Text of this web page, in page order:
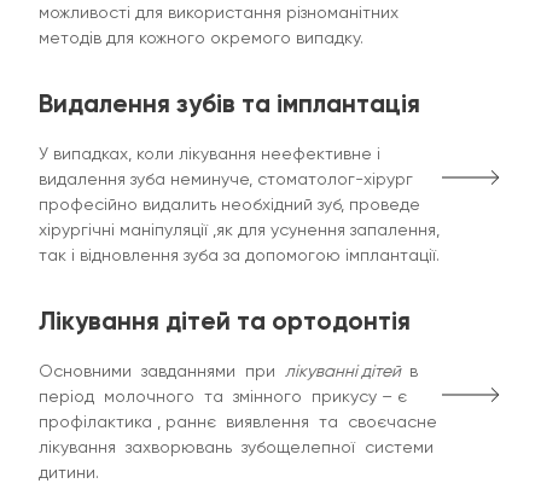
можливості для використання різноманітних
методів для кожного окремого випадку.
Видалення зубів та імплантація
У випадках, коли лікування неефективне і
видалення зуба неминуче, стоматолог-хірург
професійно видалить необхідний зуб, проведе
хірургічні маніпуляції ,як для усунення запалення,
так і відновлення зуба за допомогою імплантації.
Лікування дітей та ортодонтія
Основними завданнями при лікуванні дітей в
період молочного та змінного прикусу – є
профілактика , раннє виявлення та своєчасне
лікування захворювань зубощелепної системи
дитини.